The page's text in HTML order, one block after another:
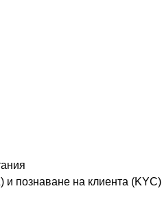
и познаване на клиента (KYC)